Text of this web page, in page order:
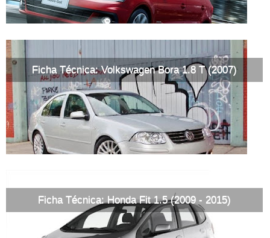
Ficha Técnica: Volkswagen Bora 1.8 T (2007)
Ficha Técnica: Honda Fit 1.5 (2009 - 2015)